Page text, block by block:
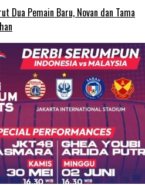
Dua Pemain Baru, Novan dan Tama